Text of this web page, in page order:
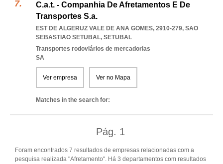
C.a.t. - Companhia De Afretamentos E De
Transportes S.a.
EST DE ALGERUZ VALE DE ANA GOMES, 2910-279, SAO
SEBASTIAO SETUBAL, SETUBAL
Transportes rodoviários de mercadorias
SA
Ver empresa Ver no Mapa
Matches in the search for:
Pág. 1
Foram encontrados 7 resultados de empresas relacionadas com a
pesquisa realizada "Afretamento". Há 3 departamentos com resultados